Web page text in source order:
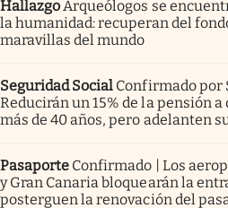
Hallazgo Arqueólogos se
la humanidad: recuperan del
maravillas del mundo
Seguridad Social Confirmado por
Reducirán un 15% de la pensión
más de 40 años, pero adelanten
Pasaporte Confirmado | Los
y Gran Canaria bloquearán la
posterguen la renovación del